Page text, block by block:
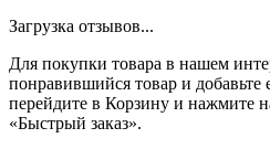
Загрузка отзывов...
Для покупки товара в нашем
понравившийся товар и добавьте
перейдите в Корзину и нажмите
«Быстрый заказ».